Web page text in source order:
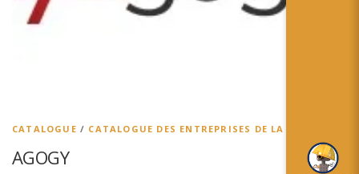
CATALOGUE / CATALOGUE DES ENTREPRISES DE LA RA
AGOGY